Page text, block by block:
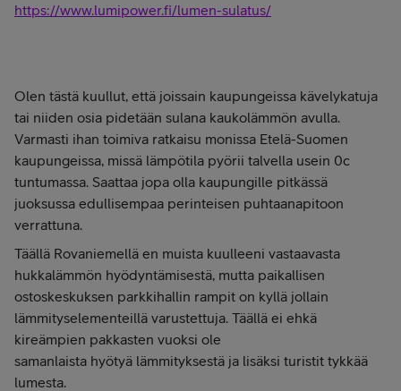
https://www.lumipower.fi/lumen-sulatus/
Olen tästä kuullut, että joissain kaupungeissa kävelykatuja
tai niiden osia pidetään sulana kaukolämmön avulla.
Varmasti ihan toimiva ratkaisu monissa Etelä-Suomen
kaupungeissa, missä lämpötila pyörii talvella usein 0c
tuntumassa. Saattaa jopa olla kaupungille pitkässä
juoksussa edullisempaa perinteisen puhtaanapitoon
verrattuna.
Täällä Rovaniemellä en muista kuulleeni vastaavasta
hukkalämmön hyödyntämisestä, mutta paikallisen
ostoskeskuksen parkkihallin rampit on kyllä jollain
lämmityselementeillä varustettuja. Täällä ei ehkä
kireämpien pakkasten vuoksi ole
samanlaista hyötyä lämmityksestä ja lisäksi turistit tykkää
lumesta.